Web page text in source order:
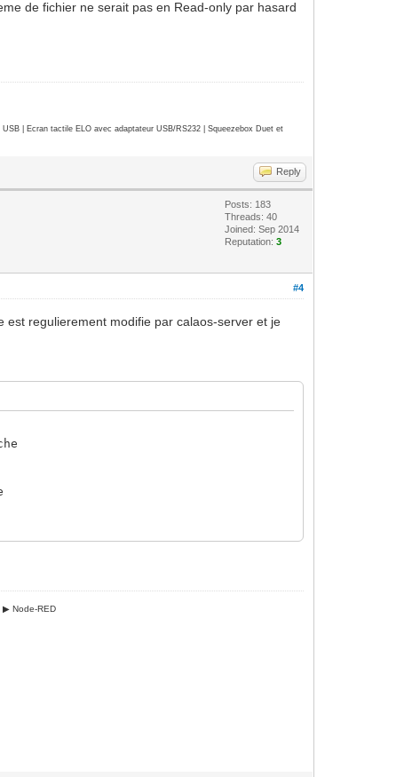
de fichier ne serait pas en Read-only par hasard
| Ecran tactile ELO avec adaptateur USB/RS232 | Squeezebox Duet et
Reply
Posts: 183
Threads: 40
Joined: Sep 2014
Reputation:3
#4
regulierement modifie par calaos-server et je
▶ Node-RED